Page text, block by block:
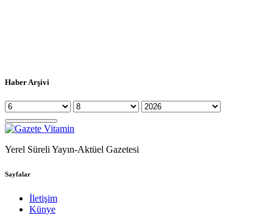
Haber Arşivi
Yerel Süreli Yayın-Aktüel Gazetesi
Sayfalar
İletişim
Künye